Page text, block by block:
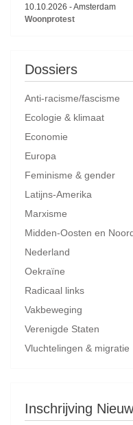
10.10.2026 -Amsterdam
Woonprotest
Dossiers
Anti-racisme/fascisme
Ecologie & klimaat
Economie
Europa
Feminisme & gender
Latijns-Amerika
Marxisme
Midden-Oosten en
Nederland
Oekraïne
Radicaal links
Vakbeweging
Verenigde Staten
Vluchtelingen & migratie
Inschrijving